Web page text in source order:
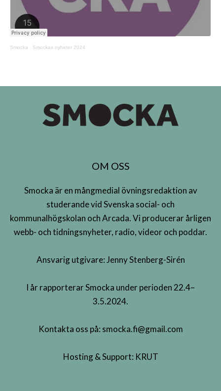
Smocka · Smockas nyheter 2024
OM OSS
Smocka är en mångmedial övningsredaktion av
studerande vid Svenska social- och
kommunalhögskolan och Arcada. Vi producerar årligen
webb- och tidningsnyheter, radio, videor och poddar.
Ansvarig utgivare: Jenny Stenberg-Sirén
I år rapporterar Smocka under perioden 22.4–
3.5.2024.
Kontakta oss på: smocka.fi@gmail.com
Hosting & Support: KRUT